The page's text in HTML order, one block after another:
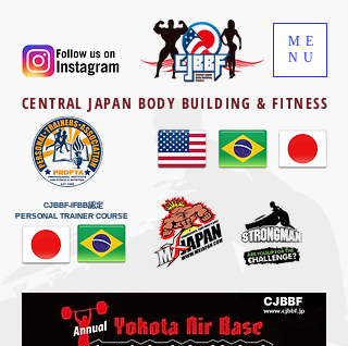
CENTRAL JAPAN BODY BUILDING & FITNESS
CJBBF-IFBB認定
PERSONAL TRAINER COURSE
ME
NU